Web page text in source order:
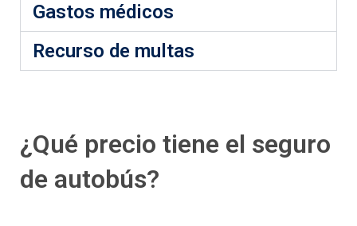
Gastos médicos
Recurso de multas
¿Qué precio tiene el seguro
de autobús?